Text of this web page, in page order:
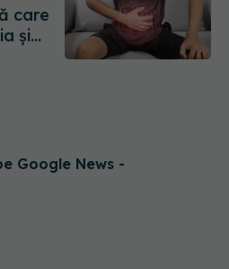
care
și
lung
Google News -